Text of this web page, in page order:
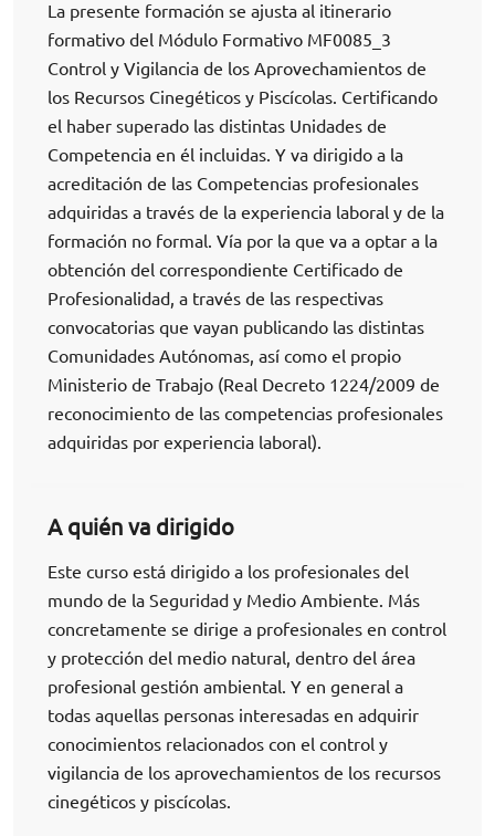
La presente formación se ajusta al itinerario
formativo del Módulo Formativo MF0085_3
Control y Vigilancia de los Aprovechamientos de
los Recursos Cinegéticos y Piscícolas. Certificando
el haber superado las distintas Unidades de
Competencia en él incluidas. Y va dirigido a la
acreditación de las Competencias profesionales
adquiridas a través de la experiencia laboral y de la
formación no formal. Vía por la que va a optar a la
obtención del correspondiente Certificado de
Profesionalidad, a través de las respectivas
convocatorias que vayan publicando las distintas
Comunidades Autónomas, así como el propio
Ministerio de Trabajo (Real Decreto 1224/2009 de
reconocimiento de las competencias profesionales
adquiridas por experiencia laboral).
A quién va dirigido
Este curso está dirigido a los profesionales del
mundo de la Seguridad y Medio Ambiente. Más
concretamente se dirige a profesionales en control
y protección del medio natural, dentro del área
profesional gestión ambiental. Y en general a
todas aquellas personas interesadas en adquirir
conocimientos relacionados con el control y
vigilancia de los aprovechamientos de los recursos
cinegéticos y piscícolas.